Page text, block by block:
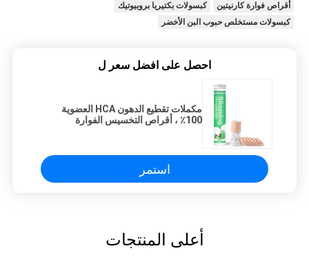
أقراص فوارة كارنيتين
كبسولات بكتيريا بروبيوتيك
كبسولات مستخلص حبوب البن الأخضر
احصل على افضل سعر ل
مكملات تقطيع الدهون HCA العضوية
100٪ ، أقراص التخسيس الفوارة
استمر
أعلى المنتجات